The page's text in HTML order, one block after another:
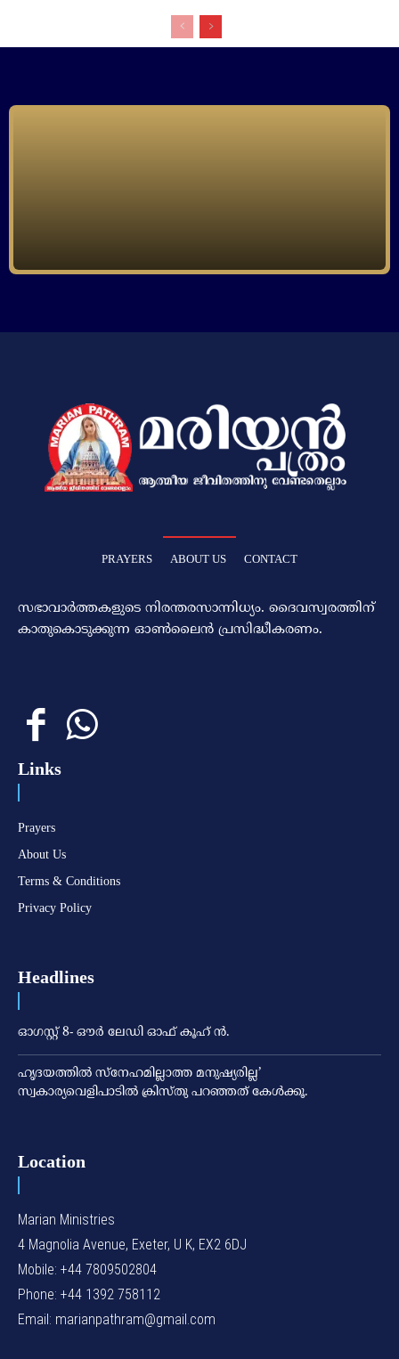
PRAYERS ABOUT US CONTACT
സഭാവാര്‍ത്തകളുടെ നിരന്തരസാന്നിധ്യം. ദൈവസ്വരത്തിന്‌
കാതുകൊടുക്കുന്ന ഓണ്‍ലൈന്‍ പ്രസിദ്ധീകരണം.
Links
Prayers
About Us
Terms & Conditions
Privacy Policy
Headlines
ഓഗസ്റ്റ് 8- ഔര്‍ ലേഡി ഓഫ് കൂഹ് ന്‍.
ഹൃദയത്തില്‍ സ്‌നേഹമില്ലാത്ത മനുഷ്യരില്ല’
സ്വകാര്യവെളിപാടില്‍ ക്രിസ്തു പറഞ്ഞത് കേള്‍ക്കൂ.
Location
Marian Ministries
4 Magnolia Avenue, Exeter, U K, EX2 6DJ
Mobile: +44 7809502804
Phone: +44 1392 758112
Email: marianpathram@gmail.com